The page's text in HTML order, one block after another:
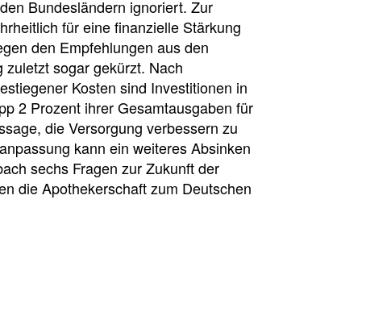
Bundesländern ignoriert. Zur
für eine finanzielle Stärkung
den Empfehlungen aus den
sogar gekürzt. Nach
Kosten sind Investitionen in
2 Prozent ihrer Gesamtausgaben für
die Versorgung verbessern zu
kann ein weiteres Absinken
sechs Fragen zur Zukunft der
die Apothekerschaft zum Deutschen